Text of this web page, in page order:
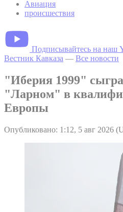
Авиация
происшествия
Подписывайтесь на наш
Вестник Кавказа — Все новости
"Иберия 1999"
"Ларном" в
Европы
Опубликовано: 1:12, 5 авг 2026